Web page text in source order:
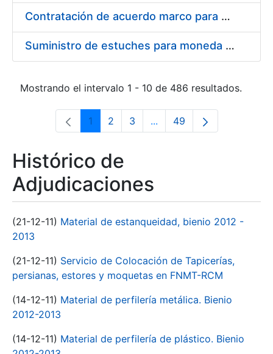
Contratación de acuerdo marco para el Suministro de Material de Electricidad para la Fábrica Nacional de Moneda y Timbre-Real Casa de la Moneda en su centro de trabajo de Burgos
Suministro de estuches para moneda de 30 €
Mostrando el intervalo 1 - 10 de 486 resultados.
Página
1 Página
2 Página
3 ...Páginas intermedias Use
Página
49
Histórico de
Adjudicaciones
(21-12-11) Material de estanqueidad, bienio 2012 -
2013
(21-12-11) Servicio de Colocación de Tapicerías,
persianas, estores y moquetas en FNMT-RCM
(14-12-11) Material de perfilería metálica. Bienio
2012-2013
(14-12-11) Material de perfilería de plástico. Bienio